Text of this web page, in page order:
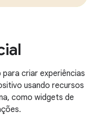
para criar experiências
usando recursos
como widgets de